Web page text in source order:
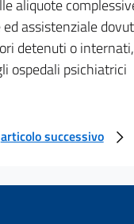
aliquote
assistenziale
detenuti o
ospedali psichiatrici
articolo successivo